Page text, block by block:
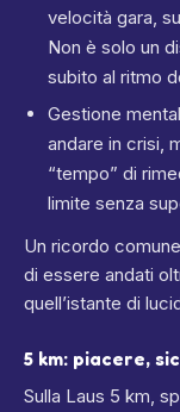
velocità gara,
Non è solo un
subito al ritmo
Gestione
andare in crisi,
“tempo” di
limite senza
Un ricordo
di essere andati
quell’istante di
5 km: piacere,
Sulla Laus 5 km,